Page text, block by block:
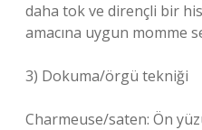
daha tok ve dirençli bir
amacına uygun momme
3) Dokuma/örgü tekniği
Charmeuse/saten: Ön